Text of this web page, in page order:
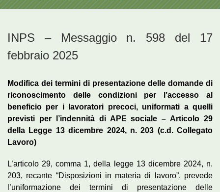
INPS – Messaggio n. 598 del 17
febbraio 2025
Modifica dei termini di presentazione delle domande di
riconoscimento delle condizioni per l’accesso al
beneficio per i lavoratori precoci, uniformati a quelli
previsti per l’indennità di APE sociale – Articolo 29
della Legge 13 dicembre 2024, n. 203 (c.d. Collegato
Lavoro)
L’articolo 29, comma 1, della legge 13 dicembre 2024, n.
203, recante “Disposizioni in materia di lavoro”, prevede
l’uniformazione dei termini di presentazione delle